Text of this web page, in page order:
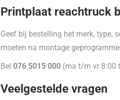
Printplaat reachtruck
Geef bij bestelling het merk, type,
moeten na montage
Bel 076 5015 000 (ma t/m vr 8:00
Veelgestelde vragen